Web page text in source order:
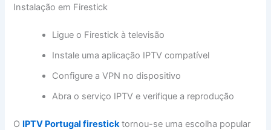
Instalação em Firestick
Ligue o Firestick à televisão
Instale uma aplicação IPTV compatível
Configure a VPN no dispositivo
Abra o serviço IPTV e verifique a reprodução
O IPTV Portugal firestick tornou-se uma escolha popular